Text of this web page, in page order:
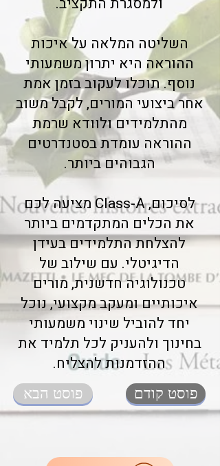
השליטה המלאה על איכות
ההוראה היא יתרון משמעותי
נוסף. תוכלו לעקוב בזמן אמת
אחר ביצועי המורים, לקבל משוב
מהתלמידים ולוודא שרמת
ההוראה עומדת בסטנדרטים
הגבוהים ביותר.
לסיכום, Class-A מציעה לכם
את הכלים המתקדמים ביותר
להצלחת התלמידים בעידן
הדיגיטלי. עם שילוב של
טכנולוגיה חדשנית, מורים
איכותיים ומעקב מקצועי, נוכל
יחד להוביל שינוי משמעותי
בחינוך ולהעניק לכל תלמיד את
ההזדמנות להצליח.
פוסט הבא פוסט קודם